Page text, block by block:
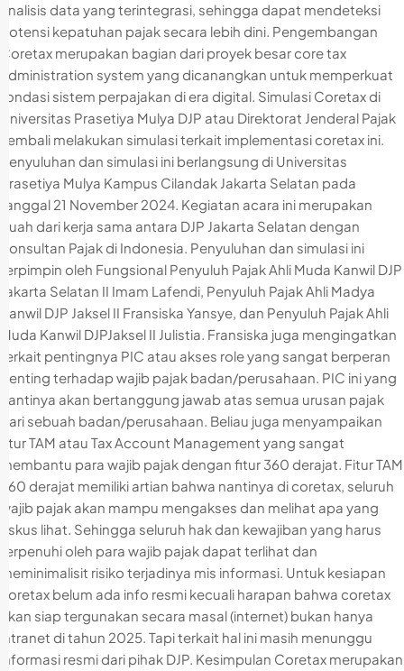
analisis data yang terintegrasi, sehingga dapat mendeteksi
potensi kepatuhan pajak secara lebih dini. Pengembangan
Coretax merupakan bagian dari proyek besar core tax
administration system yang dicanangkan untuk memperkuat
fondasi sistem perpajakan di era digital. Simulasi Coretax di
Universitas Prasetiya Mulya DJP atau Direktorat Jenderal Pajak
kembali melakukan simulasi terkait implementasi coretax ini.
Penyuluhan dan simulasi ini berlangsung di Universitas
Prasetiya Mulya Kampus Cilandak Jakarta Selatan pada
tanggal 21 November 2024. Kegiatan acara ini merupakan
buah dari kerja sama antara DJP Jakarta Selatan dengan
Konsultan Pajak di Indonesia. Penyuluhan dan simulasi ini
terpimpin oleh Fungsional Penyuluh Pajak Ahli Muda Kanwil DJP
Jakarta Selatan II Imam Lafendi, Penyuluh Pajak Ahli Madya
Kanwil DJP Jaksel II Fransiska Yansye, dan Penyuluh Pajak Ahli
Muda Kanwil DJPJaksel II Julistia. Fransiska juga mengingatkan
terkait pentingnya PIC atau akses role yang sangat berperan
penting terhadap wajib pajak badan/perusahaan. PIC ini yang
nantinya akan bertanggung jawab atas semua urusan pajak
dari sebuah badan/perusahaan. Beliau juga menyampaikan
fitur TAM atau Tax Account Management yang sangat
membantu para wajib pajak dengan fitur 360 derajat. Fitur TAM
360 derajat memiliki artian bahwa nantinya di coretax, seluruh
wajib pajak akan mampu mengakses dan melihat apa yang
fiskus lihat. Sehingga seluruh hak dan kewajiban yang harus
terpenuhi oleh para wajib pajak dapat terlihat dan
meminimalisit risiko terjadinya mis informasi. Untuk kesiapan
coretax belum ada info resmi kecuali harapan bahwa coretax
akan siap tergunakan secara masal (internet) bukan hanya
intranet di tahun 2025. Tapi terkait hal ini masih menunggu
informasi resmi dari pihak DJP. Kesimpulan Coretax merupakan